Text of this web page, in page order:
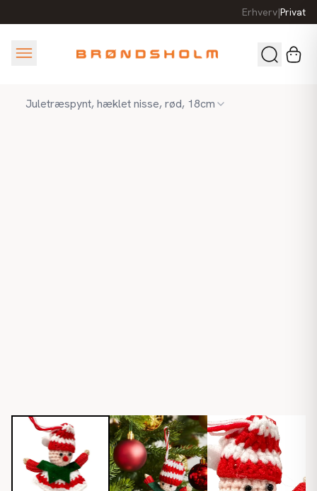
Erhverv|Privat
Juletræspynt, hæklet nisse, rød, 18cm